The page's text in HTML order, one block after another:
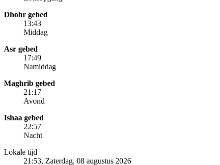
Dhohr gebed
13:43
Middag
Asr gebed
17:49
Namiddag
Maghrib gebed
21:17
Avond
Ishaa gebed
22:57
Nacht
Lokale tijd
21:53, Zaterdag, 08 augustus 2026